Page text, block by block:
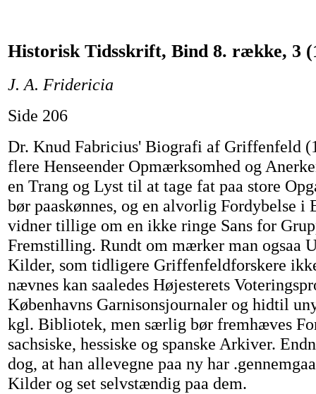
Historisk Tidsskrift, Bind 8. række, 3
J. A. Fridericia
Side 206
Dr. Knud Fabricius' Biografi af Griffenfeld
flere Henseender Opmærksomhed og
en Trang og Lyst til at tage fat paa store
bør paaskønnes, og en alvorlig Fordybelse i
vidner tillige om en ikke ringe Sans for
Fremstilling. Rundt om mærker man ogsaa
Kilder, som tidligere Griffenfeldforskere
nævnes kan saaledes Højesterets
Københavns Garnisonsjournaler og hidtil
kgl. Bibliotek, men særlig bør fremhæves
sachsiske, hessiske og spanske Arkiver.
dog, at han allevegne paa ny har
Kilder og set selvstændig paa dem.